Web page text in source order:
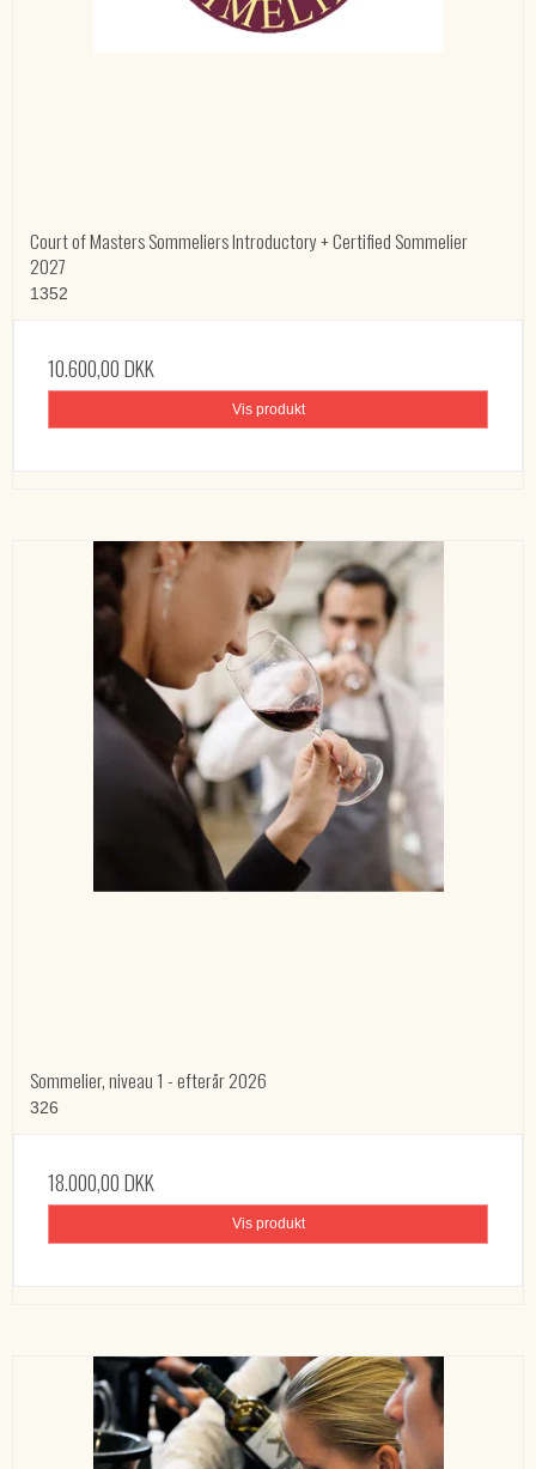
Court of Masters Sommeliers Introductory + Certified Sommelier
2027
1352
10.600,00 DKK
Vis produkt
Sommelier, niveau 1 - efterår 2026
326
18.000,00 DKK
Vis produkt